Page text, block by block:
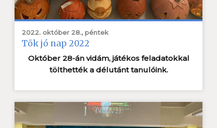
2022. október 28., péntek
Tök jó nap 2022
Október 28-án vidám, játékos feladatokkal
tölthették a délutánt tanulóink.